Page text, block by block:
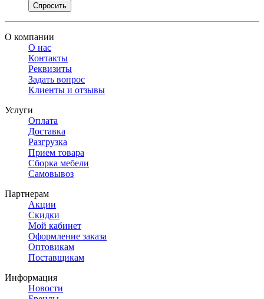
Спросить
О компании
О нас
Контакты
Реквизиты
Задать вопрос
Клиенты и отзывы
Услуги
Оплата
Доставка
Разгрузка
Прием товара
Сборка мебели
Самовывоз
Партнерам
Акции
Скидки
Мой кабинет
Оформление заказа
Оптовикам
Поставщикам
Информация
Новости